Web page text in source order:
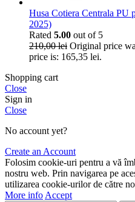
Husa Cotiera Centrala PU
2025)
Rated 5.00 out of 5
210,00lei Original price
price is: 165,35 lei.
Shopping cart
Close
Sign in
Close
No account yet?
Create an Account
Folosim cookie-uri pentru a vă
nostru web. Prin navigarea pe
utilizarea cookie-urilor de către
More info Accept